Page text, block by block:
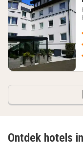
Ontdek hotels